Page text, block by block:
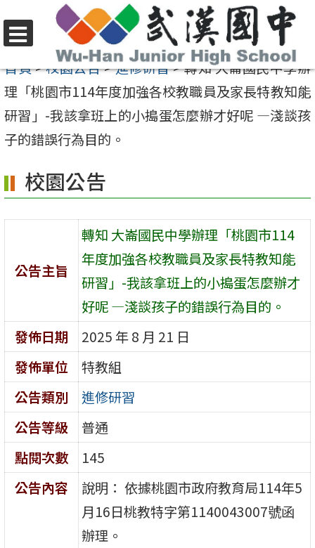
至
要
內
容
選
單
首頁>校園公告>進修研習>轉知 大崙國民中學辦
理「桃園市114年度加強各校教職員及家長特教知能
研習」-我該拿班上的小搗蛋怎麼辦才好呢 —淺談孩
子的錯誤行為目的。
校園公告
公告主旨
轉知 大崙國民中學辦理「桃園市114
年度加強各校教職員及家長特教知能
研習」-我該拿班上的小搗蛋怎麼辦才
好呢 —淺談孩子的錯誤行為目的。
發佈日期
2025 年 8 月 21 日
發佈單位
特教組
公告類別
進修研習
公告等級
普通
點閱次數
145
公告內容
說明： 依據桃園市政府教育局114年5
月16日桃教特字第1140043007號函
辦理。